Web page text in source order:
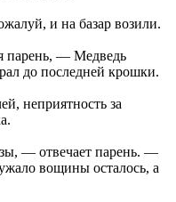
и на базар возили.
парень, — Медведь
до последней крошки.
неприятность за
— отвечает парень. —
вощины осталось, а